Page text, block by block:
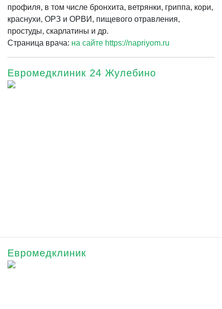
профиля, в том числе бронхита, ветрянки, гриппа, кори,
краснухи, ОРЗ и ОРВИ, пищевого отравления,
простуды, скарлатины и др.
Страница врача: на сайте https://napriyom.ru
Евромедклиник 24 Жулебино
Евромедклиник